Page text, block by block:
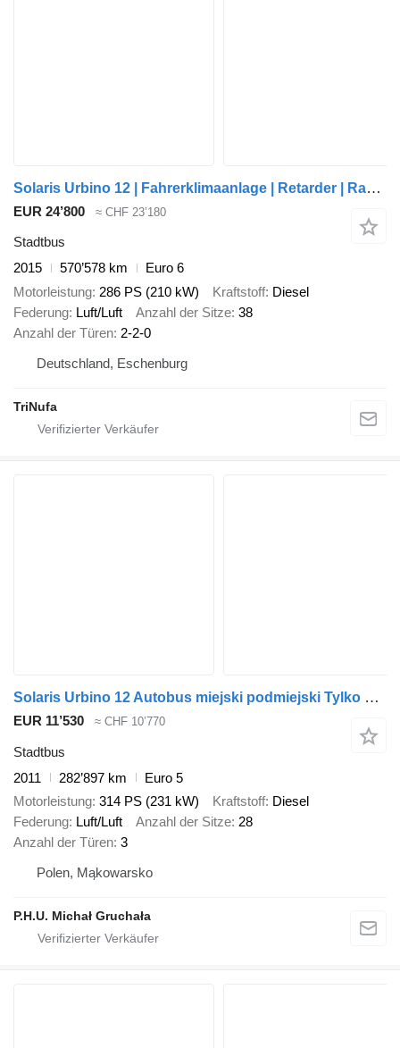
Solaris Urbino 12 | Fahrerklimaanlage | Retarder | Rampe |
EUR 24’800 ≈ CHF 23’180
Stadtbus
2015
570’578 km
Euro 6
Motorleistung 286 PS (210 kW) Kraftstoff Diesel
Federung Luft/Luft Anzahl der Sitze 38
Anzahl der Türen 2-2-0
Deutschland, Eschenburg
TriNufa
Solaris Urbino 12 Autobus miejski podmiejski Tylko 282 Tysiące przebiegu
EUR 11’530 ≈ CHF 10’770
Stadtbus
2011
282’897 km
Euro 5
Motorleistung 314 PS (231 kW) Kraftstoff Diesel
Federung Luft/Luft Anzahl der Sitze 28
Anzahl der Türen 3
Polen, Mąkowarsko
P.H.U. Michał Gruchała